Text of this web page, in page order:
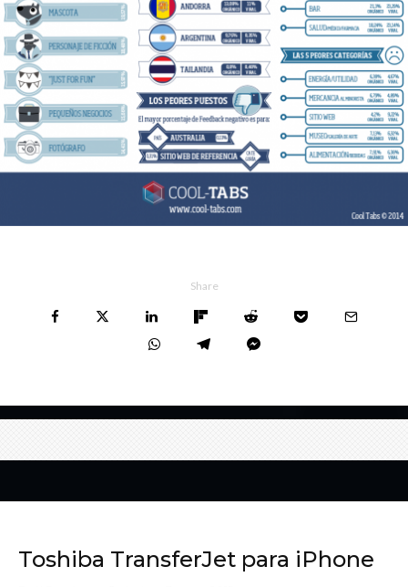
Share
Toshiba TransferJet para iPhone